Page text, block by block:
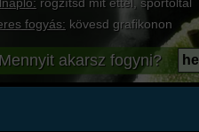
fogyás: kövesd grafikonon
Mennyit akarsz fogyni?